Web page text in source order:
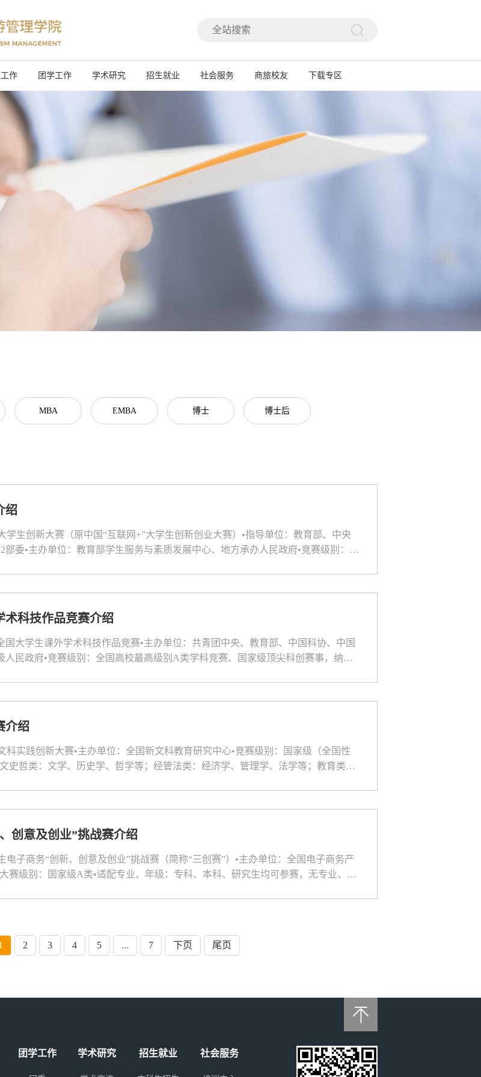

作 团学工作 学术研究 招生就业 社会服务 商旅校友 下载专区
MBA EMBA 博士 博士后
绍
学生创新大赛（原中国“互联网+”大学生创新创业大赛）•指导单位：教育部、中央
委•主办单位：教育部学生服务与素质发展中心、地方承办人民政府•竞赛级别：全
术科技作品竞赛介绍
国大学生课外学术科技作品竞赛•主办单位：共青团中央、教育部、中国科协、中国
民政府•竞赛级别：全国高校最高级别A类学科竞赛、国家级顶尖科创赛事，纳入
介绍
科实践创新大赛•主办单位：全国新文科教育研究中心•竞赛级别：国家级（全国性
史哲类：文学、历史学、哲学等；经管法类：经济学、管理学、法学等；教育类：
创意及创业”挑战赛介绍
电子商务“创新、创意及创业”挑战赛（简称“三创赛”）•主办单位：全国电子商务产
赛级别：国家级A类•适配专业、年级：专科、本科、研究生均可参赛，无专业、年
2 3 4 5 ... 7 下页 尾页

团学工作 学术研究 招生就业 社会服务